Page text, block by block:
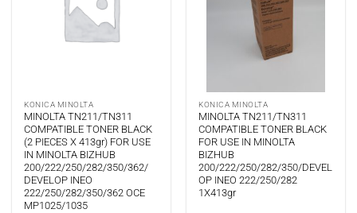
KONICA MINOLTA
MINOLTA TN211/TN311
COMPATIBLE TONER BLACK
(2 PIECES X 413gr) FOR USE
IN MINOLTA BIZHUB
200/222/250/282/350/362/
DEVELOP INEO
222/250/282/350/362 OCE
MP1025/1035
KONICA MINOLTA
MINOLTA TN211/TN311
COMPATIBLE TONER BLACK
FOR USE IN MINOLTA
BIZHUB
200/222/250/282/350/DEVEL
OP INEO 222/250/282
1X413gr